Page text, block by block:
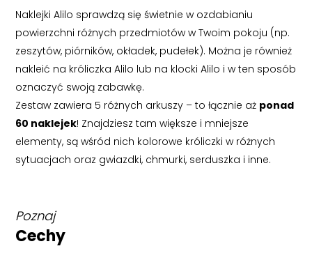
Naklejki Alilo sprawdzą się świetnie w ozdabianiu
powierzchni różnych przedmiotów w Twoim pokoju (np.
zeszytów, piórników, okładek, pudełek). Można je również
nakleić na króliczka Alilo lub na klocki Alilo i w ten sposób
oznaczyć swoją zabawkę.
Zestaw zawiera 5 różnych arkuszy – to łącznie aż ponad
60 naklejek! Znajdziesz tam większe i mniejsze
elementy, są wśród nich kolorowe króliczki w różnych
sytuacjach oraz gwiazdki, chmurki, serduszka i inne.
Poznaj
Cechy